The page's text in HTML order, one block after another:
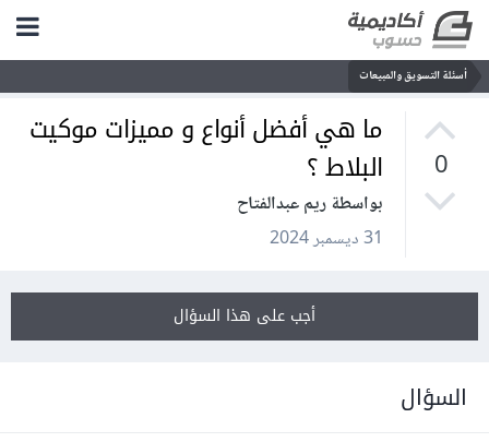
أسئلة التسويق والمبيعات
0
ما هي أفضل أنواع و مميزات موكيت
البلاط ؟
بواسطة ريم عبدالفتاح
31 ديسمبر 2024
أجب على هذا السؤال
السؤال